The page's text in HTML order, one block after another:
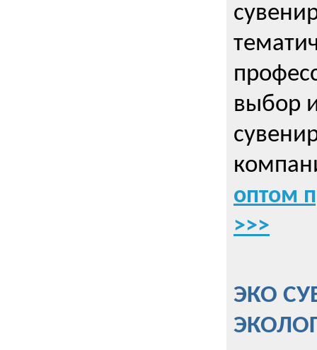
выбор
оптом
>>>
ЭКО